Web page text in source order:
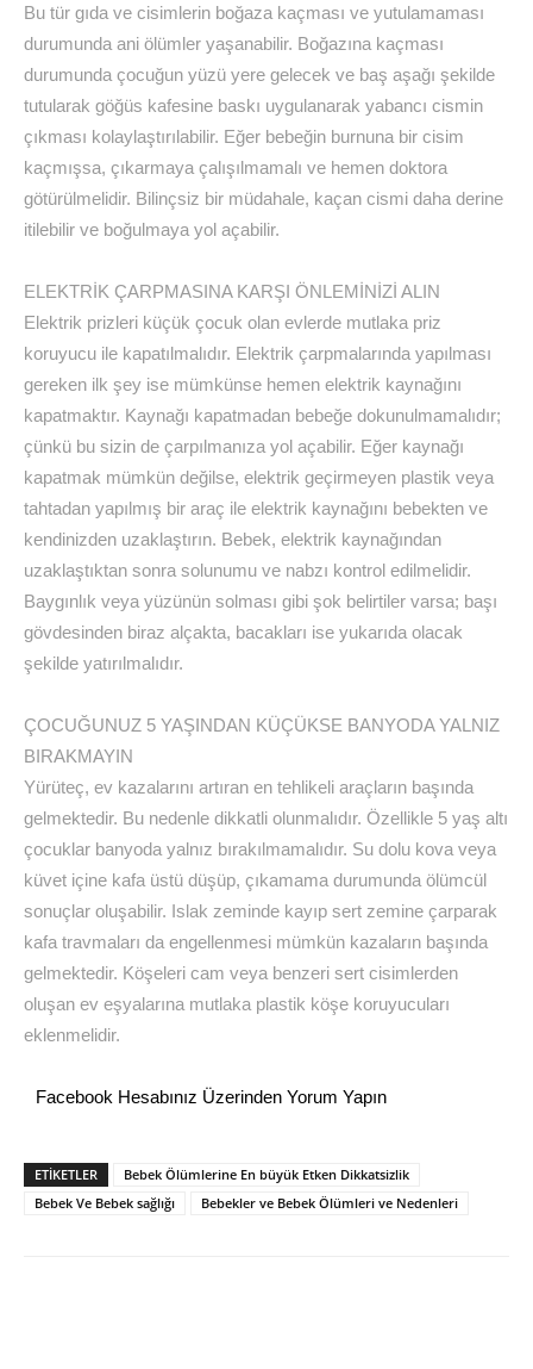
Bu tür gıda ve cisimlerin boğaza kaçması ve yutulamaması
durumunda ani ölümler yaşanabilir. Boğazına kaçması
durumunda çocuğun yüzü yere gelecek ve baş aşağı şekilde
tutularak göğüs kafesine baskı uygulanarak yabancı cismin
çıkması kolaylaştırılabilir. Eğer bebeğin burnuna bir cisim
kaçmışsa, çıkarmaya çalışılmamalı ve hemen doktora
götürülmelidir. Bilinçsiz bir müdahale, kaçan cismi daha derine
itilebilir ve boğulmaya yol açabilir.
ELEKTRİK ÇARPMASINA KARŞI ÖNLEMİNİZİ ALIN
Elektrik prizleri küçük çocuk olan evlerde mutlaka priz
koruyucu ile kapatılmalıdır. Elektrik çarpmalarında yapılması
gereken ilk şey ise mümkünse hemen elektrik kaynağını
kapatmaktır. Kaynağı kapatmadan bebeğe dokunulmamalıdır;
çünkü bu sizin de çarpılmanıza yol açabilir. Eğer kaynağı
kapatmak mümkün değilse, elektrik geçirmeyen plastik veya
tahtadan yapılmış bir araç ile elektrik kaynağını bebekten ve
kendinizden uzaklaştırın. Bebek, elektrik kaynağından
uzaklaştıktan sonra solunumu ve nabzı kontrol edilmelidir.
Baygınlık veya yüzünün solması gibi şok belirtiler varsa; başı
gövdesinden biraz alçakta, bacakları ise yukarıda olacak
şekilde yatırılmalıdır.
ÇOCUĞUNUZ 5 YAŞINDAN KÜÇÜKSE BANYODA YALNIZ
BIRAKMAYIN
Yürüteç, ev kazalarını artıran en tehlikeli araçların başında
gelmektedir. Bu nedenle dikkatli olunmalıdır. Özellikle 5 yaş altı
çocuklar banyoda yalnız bırakılmamalıdır. Su dolu kova veya
küvet içine kafa üstü düşüp, çıkamama durumunda ölümcül
sonuçlar oluşabilir. Islak zeminde kayıp sert zemine çarparak
kafa travmaları da engellenmesi mümkün kazaların başında
gelmektedir. Köşeleri cam veya benzeri sert cisimlerden
oluşan ev eşyalarına mutlaka plastik köşe koruyucuları
eklenmelidir.
Facebook Hesabınız Üzerinden Yorum Yapın
ETİKETLER
Bebek Ölümlerine En büyük Etken Dikkatsizlik
Bebek Ve Bebek sağlığı
Bebekler ve Bebek Ölümleri ve Nedenleri